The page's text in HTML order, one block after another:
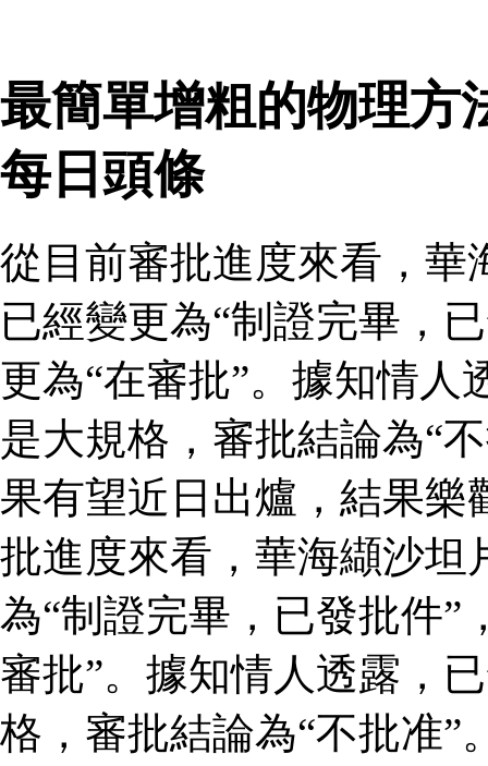
最簡單增粗的物理方
每日頭條
從目前審批進度來看，華
已經變更為“制證完畢，
更為“在審批”。據知情
是大規格，審批結論為“
果有望近日出爐，結果樂
批進度來看，華海纈沙坦
為“制證完畢，已發批件”
審批”。據知情人透露，
格，審批結論為“不批准”